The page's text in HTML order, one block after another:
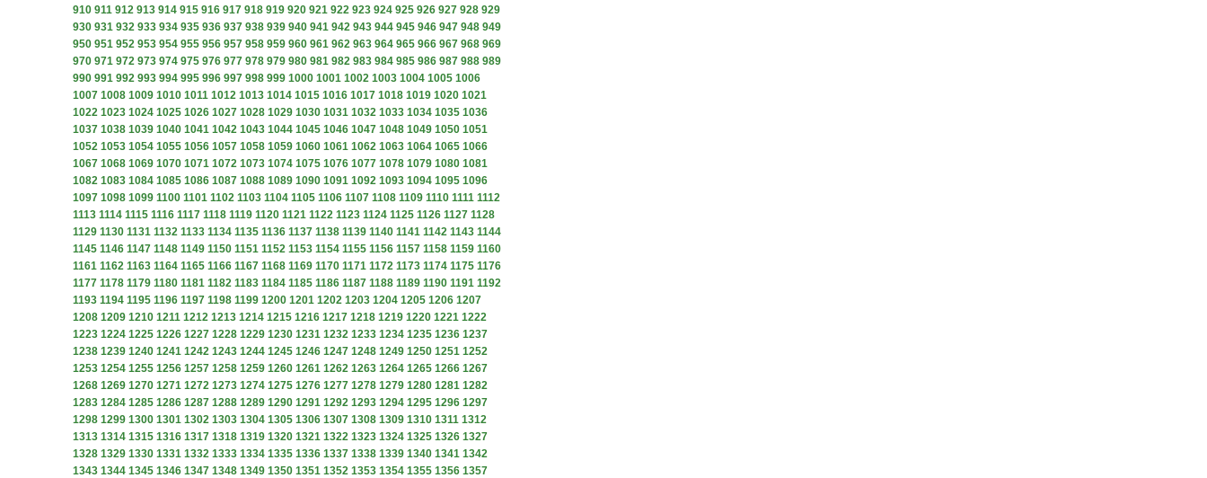
910 911 912 913 914 915 916 917 918 919 920 921 922 923 924 925 926 927 928 929
930 931 932 933 934 935 936 937 938 939 940 941 942 943 944 945 946 947 948 949
950 951 952 953 954 955 956 957 958 959 960 961 962 963 964 965 966 967 968 969
970 971 972 973 974 975 976 977 978 979 980 981 982 983 984 985 986 987 988 989
990 991 992 993 994 995 996 997 998 999 1000 1001 1002 1003 1004 1005 1006
1007 1008 1009 1010 1011 1012 1013 1014 1015 1016 1017 1018 1019 1020 1021
1022 1023 1024 1025 1026 1027 1028 1029 1030 1031 1032 1033 1034 1035 1036
1037 1038 1039 1040 1041 1042 1043 1044 1045 1046 1047 1048 1049 1050 1051
1052 1053 1054 1055 1056 1057 1058 1059 1060 1061 1062 1063 1064 1065 1066
1067 1068 1069 1070 1071 1072 1073 1074 1075 1076 1077 1078 1079 1080 1081
1082 1083 1084 1085 1086 1087 1088 1089 1090 1091 1092 1093 1094 1095 1096
1097 1098 1099 1100 1101 1102 1103 1104 1105 1106 1107 1108 1109 1110 1111 1112
1113 1114 1115 1116 1117 1118 1119 1120 1121 1122 1123 1124 1125 1126 1127 1128
1129 1130 1131 1132 1133 1134 1135 1136 1137 1138 1139 1140 1141 1142 1143 1144
1145 1146 1147 1148 1149 1150 1151 1152 1153 1154 1155 1156 1157 1158 1159 1160
1161 1162 1163 1164 1165 1166 1167 1168 1169 1170 1171 1172 1173 1174 1175 1176
1177 1178 1179 1180 1181 1182 1183 1184 1185 1186 1187 1188 1189 1190 1191 1192
1193 1194 1195 1196 1197 1198 1199 1200 1201 1202 1203 1204 1205 1206 1207
1208 1209 1210 1211 1212 1213 1214 1215 1216 1217 1218 1219 1220 1221 1222
1223 1224 1225 1226 1227 1228 1229 1230 1231 1232 1233 1234 1235 1236 1237
1238 1239 1240 1241 1242 1243 1244 1245 1246 1247 1248 1249 1250 1251 1252
1253 1254 1255 1256 1257 1258 1259 1260 1261 1262 1263 1264 1265 1266 1267
1268 1269 1270 1271 1272 1273 1274 1275 1276 1277 1278 1279 1280 1281 1282
1283 1284 1285 1286 1287 1288 1289 1290 1291 1292 1293 1294 1295 1296 1297
1298 1299 1300 1301 1302 1303 1304 1305 1306 1307 1308 1309 1310 1311 1312
1313 1314 1315 1316 1317 1318 1319 1320 1321 1322 1323 1324 1325 1326 1327
1328 1329 1330 1331 1332 1333 1334 1335 1336 1337 1338 1339 1340 1341 1342
1343 1344 1345 1346 1347 1348 1349 1350 1351 1352 1353 1354 1355 1356 1357